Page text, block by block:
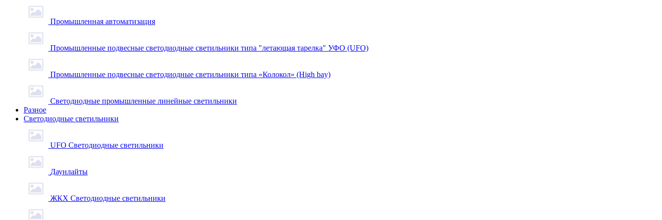
Промышленная автоматизация
Промышленные подвесные cветодиодные светильники типа "летающая тарелка" УФО (UFO)
Промышленные подвесные cветодиодные светильники типа «Колокол» (High bay)
Светодиодные промышленные линейные светильники
Разное
Светодиодные светильники
UFO Светодиодные светильники
Даунлайты
ЖКХ Светодиодные светильники